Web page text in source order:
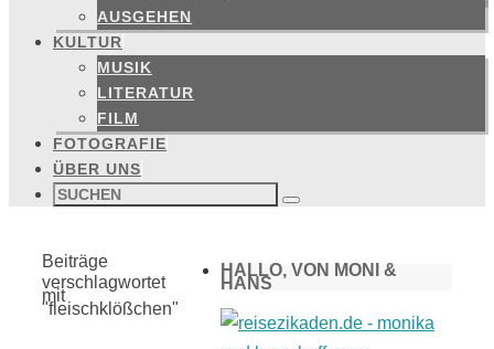
AUSGEHEN
KULTUR
MUSIK
LITERATUR
FILM
FOTOGRAFIE
ÜBER UNS
Suchen
nach: Suchen
Start
Beiträge
verschlagwortet
mit
"fleischklößchen"
HALLO, VON MONI &
HANS